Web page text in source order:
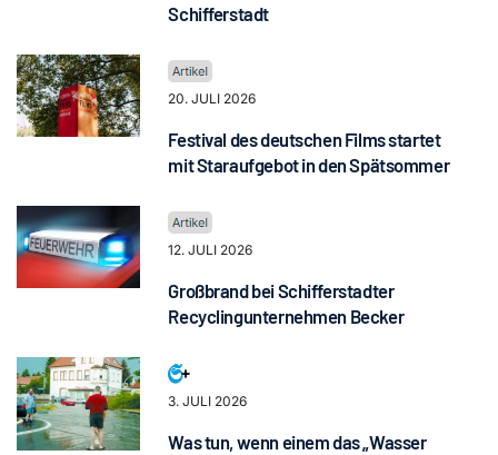
Schifferstadt
20. JULI 2026
Festival des deutschen Films startet
mit Staraufgebot in den Spätsommer
12. JULI 2026
Großbrand bei Schifferstadter
Recyclingunternehmen Becker
3. JULI 2026
Was tun, wenn einem das „Wasser